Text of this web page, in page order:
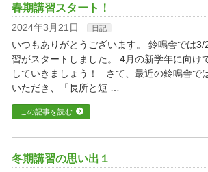
春期講習スタート！
2024年3月21日 日記
いつもありがとうございます。 鈴鳴舎では
習がスタートしました。 4月の新学年に向け
していきましょう！ さて、最近の鈴鳴舎で
いただき、「長所と短 …
この記事を読む
冬期講習の思い出１